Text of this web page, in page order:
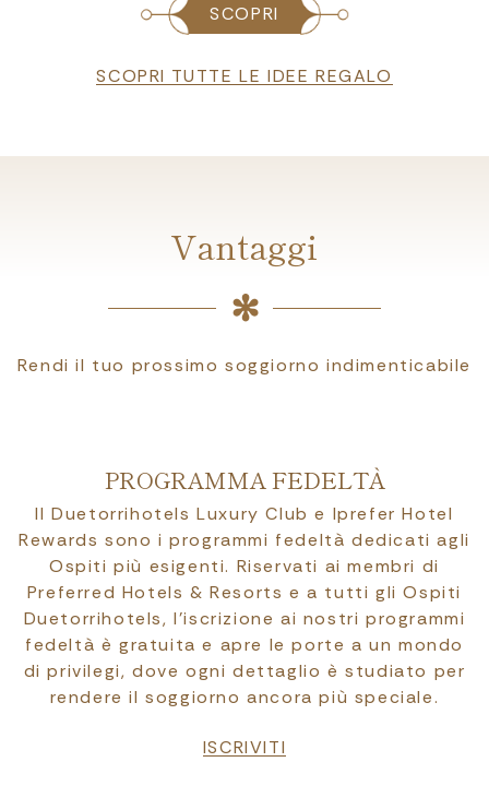
SCOPRI
SCOPRI TUTTE LE IDEE REGALO
Vantaggi
Rendi il tuo prossimo soggiorno indimenticabile
PROGRAMMA FEDELTÀ
Il Duetorrihotels Luxury Club e Iprefer Hotel
Rewards sono i programmi fedeltà dedicati agli
Ospiti più esigenti. Riservati ai membri di
Preferred Hotels & Resorts e a tutti gli Ospiti
Duetorrihotels, l’iscrizione ai nostri programmi
fedeltà è gratuita e apre le porte a un mondo
di privilegi, dove ogni dettaglio è studiato per
rendere il soggiorno ancora più speciale.
ISCRIVITI